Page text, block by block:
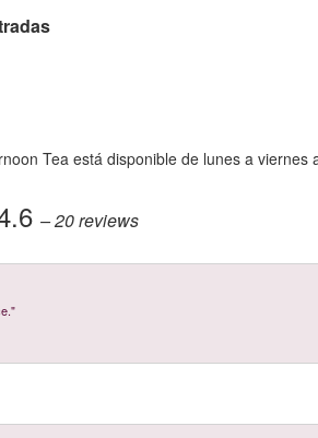
Tea está disponible de lunes a viernes
– 20reviews